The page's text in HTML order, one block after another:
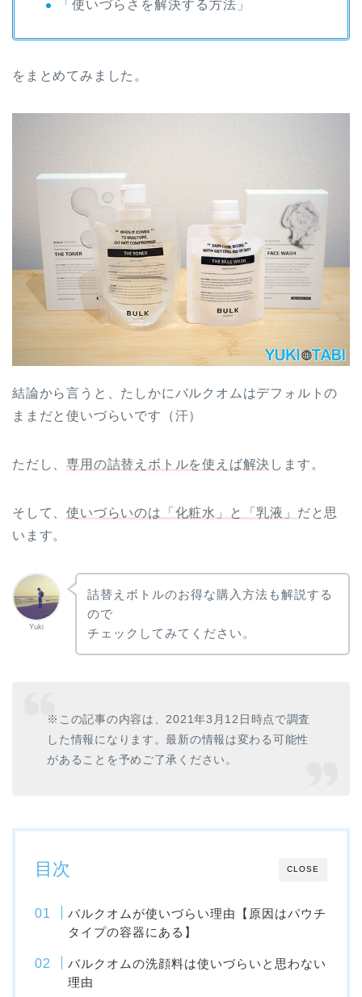
「使いづらさを解決する方法」
をまとめてみました。
結論から言うと、たしかにバルクオムはデフォルトの
ままだと使いづらいです（汗）
ただし、専用の詰替えボトルを使えば解決 します。
そして、使いづらいのは「化粧水」と「乳液」 だと思
います。
Yuki
詰替えボトルのお得な購入方法も解説する
ので
チェックしてみてください。
※この記事の内容は、2021年3月12日時点で調査
した情報になります。最新の情報は変わる可能性
があることを予めご了承ください。
CLOSE
目次
バルクオムが使いづらい理由【原因はパウチ
タイプの容器にある】
バルクオムの洗顔料は使いづらいと思わない
理由